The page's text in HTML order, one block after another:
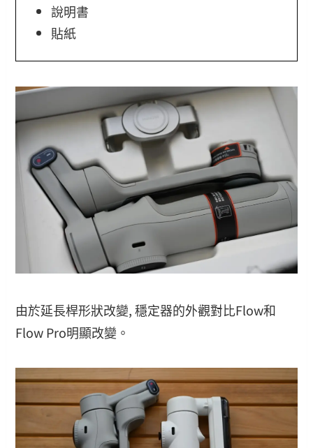
說明書
貼紙
由於延長桿形狀改變, 穩定器的外觀對比Flow和
Flow Pro明顯改變。